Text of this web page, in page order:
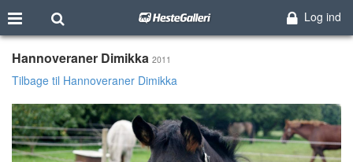
Log ind
Hannoveraner Dimikka 2011
Tilbage til Hannoveraner Dimikka